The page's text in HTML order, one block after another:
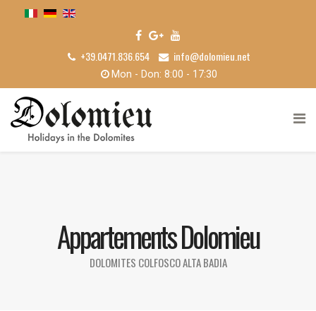
+39.0471.836.654 info@dolomieu.net
Mon - Don: 8:00 - 17:30
Appartements Dolomieu
DOLOMITES COLFOSCO ALTA BADIA